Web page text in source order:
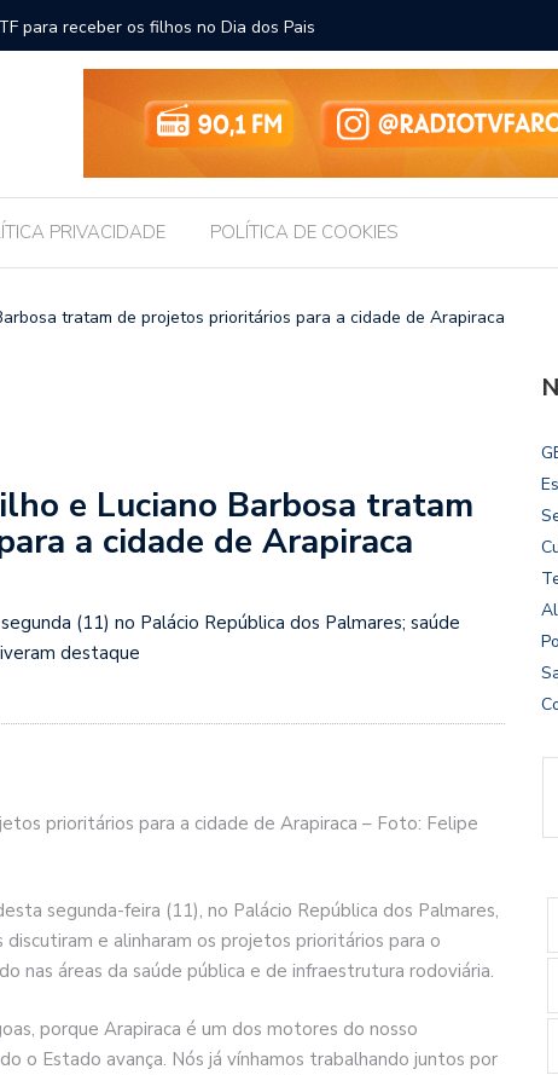
para receber os filhos no Dia dos Pais
PRIVACIDADE POLÍTICA DE COOKIES
tratam de projetos prioritários para a cidade de Arapiraca
e Luciano Barbosa tratam
a cidade de Arapiraca
(11) no Palácio República dos Palmares; saúde
destaque
prioritários para a cidade de Arapiraca – Foto: Felipe
segunda-feira (11), no Palácio República dos Palmares,
e alinharam os projetos prioritários para o
nas áreas da saúde pública e de infraestrutura rodoviária.
porque Arapiraca é um dos motores do nosso
o Estado avança. Nós já vínhamos trabalhando juntos por